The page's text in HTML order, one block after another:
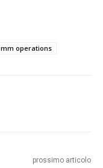
mm operations
prossimo articolo